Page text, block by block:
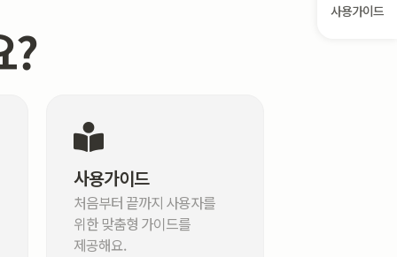
사용가이드
?
사용가이드
처음부터 끝까지 사용자를
위한 맞춤형 가이드를
제공해요.